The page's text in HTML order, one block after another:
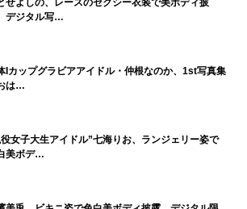
せよしの、レースのセクシー衣装で美ボディ披
ジタル写…
Iカップグラビアアイドル・仲根なのか、1st写真集
は…
女子大生アイドル”七海りお、ランジェリー姿で
美ボデ…